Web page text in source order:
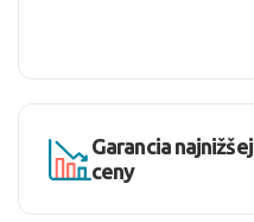
Garancia najnižšej
ceny